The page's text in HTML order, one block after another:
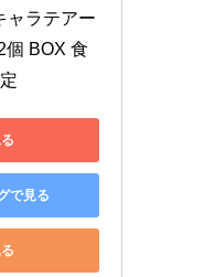
ャラテアー
個 BOX 食
で見る